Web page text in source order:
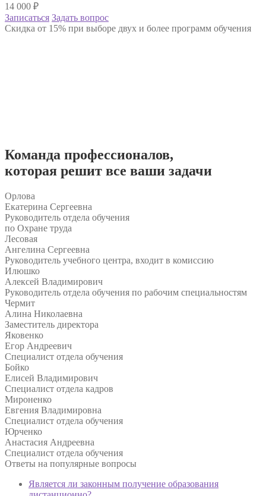
14 000 ₽
Записаться Задать вопрос
Скидка от 15% при выборе двух и более программ обучения
Команда профессионалов,
которая решит все ваши задачи
Орлова
Екатерина Сергеевна
Руководитель отдела обучения
по Охране труда
Лесовая
Ангелина Сергеевна
Руководитель учебного центра, входит в комиссию
Илюшко
Алексей Владимирович
Руководитель отдела обучения по рабочим специальностям
Чермит
Алина Николаевна
Заместитель директора
Яковенко
Егор Андреевич
Специалист отдела обучения
Бойко
Елисей Владимирович
Специалист отдела кадров
Мироненко
Евгения Владимировна
Специалист отдела обучения
Юрченко
Анастасия Андреевна
Специалист отдела обучения
Ответы на популярные вопросы
Является ли законным получение образования